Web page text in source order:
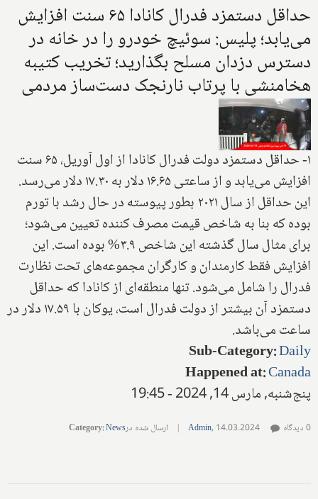
حداقل دستمزد فدرال کانادا ۶۵ سنت افزایش
می‌یابد؛ پلیس: سوئیچ خودرو را در خانه در
دسترس دزدان مسلح بگذارید؛ تخریب کتیبه
هخامنشی با پرتاب نارنجک دست‌ساز مردمی
۱- حداقل دستمزد دولت فدرال کانادا از اول آوریل، ۶۵ سنت
افزایش می‌یابد و از ساعتی ۱۶.۶۵ دلار به ۱۷.۳۰ دلار می‌رسد.
این حداقل از سال ۲۰۲۱ بطور پیوسته در حال رشد با تورم
بوده که بنا به شاخص قیمت مصرف کننده تعیین می‌شود؛
برای مثال سال گذشته این شاخص ۳.۹% بوده است. این
افزایش فقط کارمندان و کارگران مجموعه‌های تحت نظارت
فدرال را شامل می‌شود. تنها منطقه‌ای از کانادا که حداقل
دستمزد آن بیشتر از دولت فدرال است، یوکان با ۱۷.۵۹ دلار در
ساعت می‌باشد.
Sub-Category:Daily
Happened at:Canada
پنج‌شنبه, مارس 14, 2024 - 19:45
Admin, 14.03.2024
| ارسال شده در Category:News 0 دیدگاه